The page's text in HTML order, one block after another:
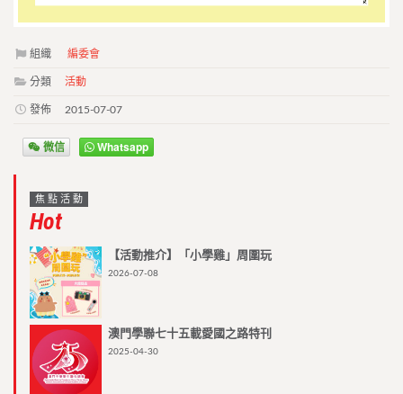
組織 編委會
分類 活動
發佈 2015-07-07
微信 Whatsapp
焦點活動
Hot
【活動推介】「小學雞」周圍玩
2026-07-08
澳門學聯七十五載愛國之路特刊
2025-04-30